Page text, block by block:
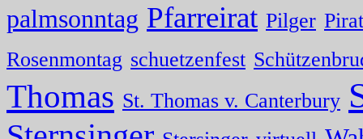
palmsonntag Pfarreirat Pilger
Rosenmontag schuetzenfest
Thomas St. Thomas v. Canterbury